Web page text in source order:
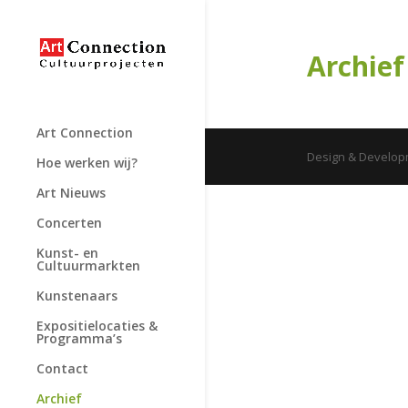
Art Connection
Hoe werken wij?
Art Nieuws
Concerten
Kunst- en
Cultuurmarkten
Kunstenaars
Expositielocaties &
Programma’s
Contact
Archief
Archief
Design &